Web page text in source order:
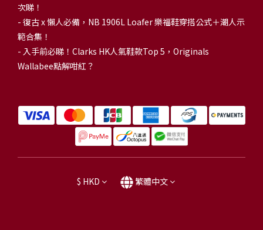
次睇！
- 復古 x 懶人必備，NB 1906L Loafer 樂福鞋穿搭公式＋潮人示
範合集！
- 入手前必睇！Clarks HK人氣鞋款Top 5，Originals
Wallabee點解咁紅？
$ HKD 繁體中文